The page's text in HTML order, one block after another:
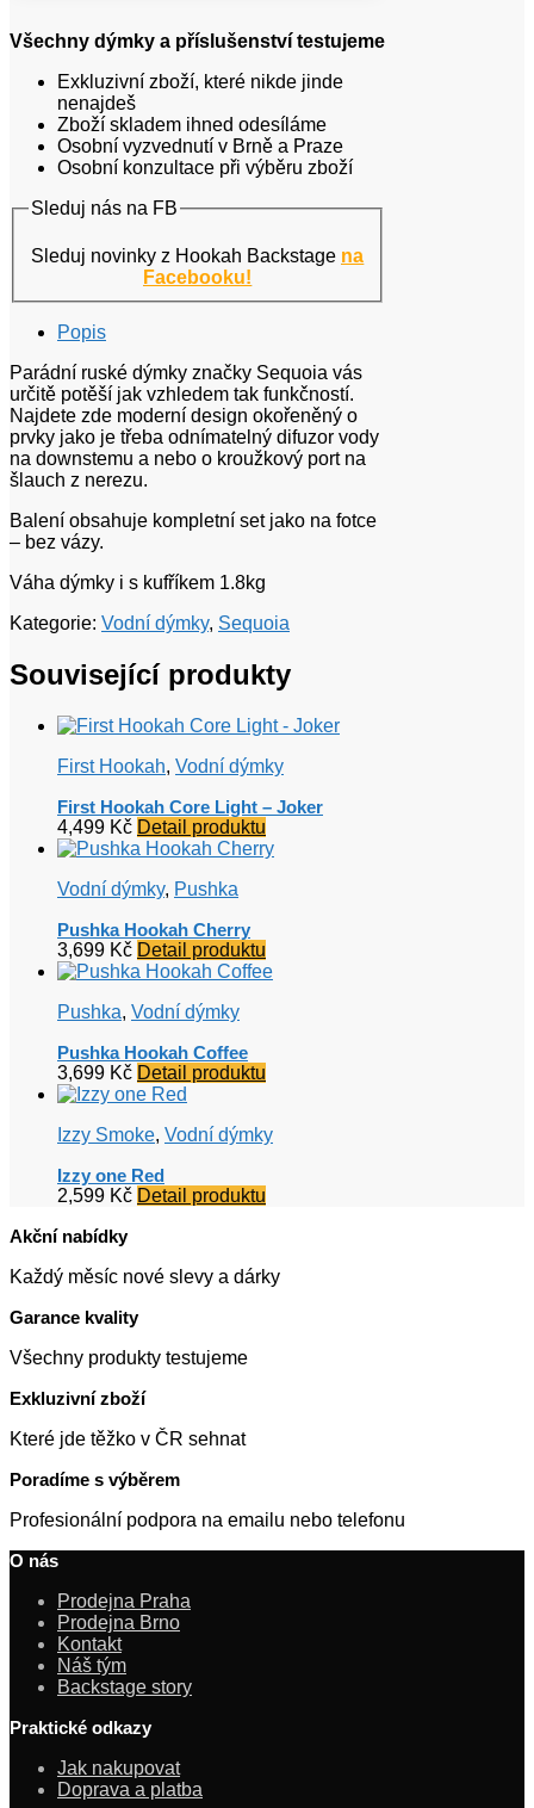
Všechny dýmky a příslušenství testujeme
Exkluzivní zboží, které nikde jinde
nenajdeš
Zboží skladem ihned odesíláme
Osobní vyzvednutí v Brně a Praze
Osobní konzultace při výběru zboží
Sleduj nás na FB
Sleduj novinky z Hookah Backstage na
Facebooku!
Popis
Parádní ruské dýmky značky Sequoia vás
určitě potěší jak vzhledem tak funkčností.
Najdete zde moderní design okořeněný o
prvky jako je třeba odnímatelný difuzor vody
na downstemu a nebo o kroužkový port na
šlauch z nerezu.
Balení obsahuje kompletní set jako na fotce
– bez vázy.
Váha dýmky i s kufříkem 1.8kg
Kategorie: Vodní dýmky, Sequoia
Související produkty
First Hookah, Vodní dýmky
First Hookah Core Light – Joker
4,499 Kč Detail produktu
Vodní dýmky, Pushka
Pushka Hookah Cherry
3,699 Kč Detail produktu
Pushka, Vodní dýmky
Pushka Hookah Coffee
3,699 Kč Detail produktu
Izzy Smoke, Vodní dýmky
Izzy one Red
2,599 Kč Detail produktu
Akční nabídky
Každý měsíc nové slevy a dárky
Garance kvality
Všechny produkty testujeme
Exkluzivní zboží
Které jde těžko v ČR sehnat
Poradíme s výběrem
Profesionální podpora na emailu nebo telefonu
O nás
Prodejna Praha
Prodejna Brno
Kontakt
Náš tým
Backstage story
Praktické odkazy
Jak nakupovat
Doprava a platba